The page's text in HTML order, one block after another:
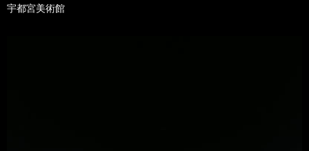
宇都宮美術館